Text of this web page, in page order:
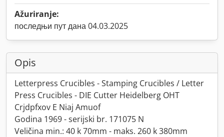
Ažuriranje:
последњи пут дана 04.03.2025
Opis
Letterpress Crucibles - Stamping Crucibles / Letter
Press Crucibles - DIE Cutter Heidelberg OHT
Crjdpfxov E Niaj Amuof
Godina 1969 - serijski br. 171075 N
Veličina min.: 40 k 70mm - maks. 260 k 380mm